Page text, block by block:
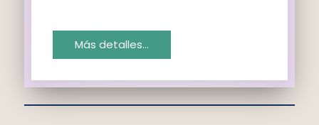
Más detalles…